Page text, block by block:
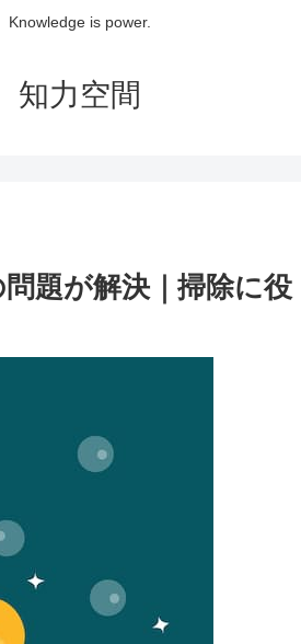
Knowledge is power.
知力空間
題が解決｜掃除に役